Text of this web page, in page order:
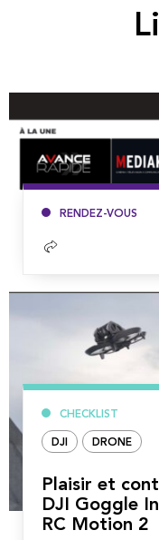
RENDEZ-VOUS
Lire
CHECKLIST
DJI DRONE
Plaisir et
DJI Goggle
RC Motion 2